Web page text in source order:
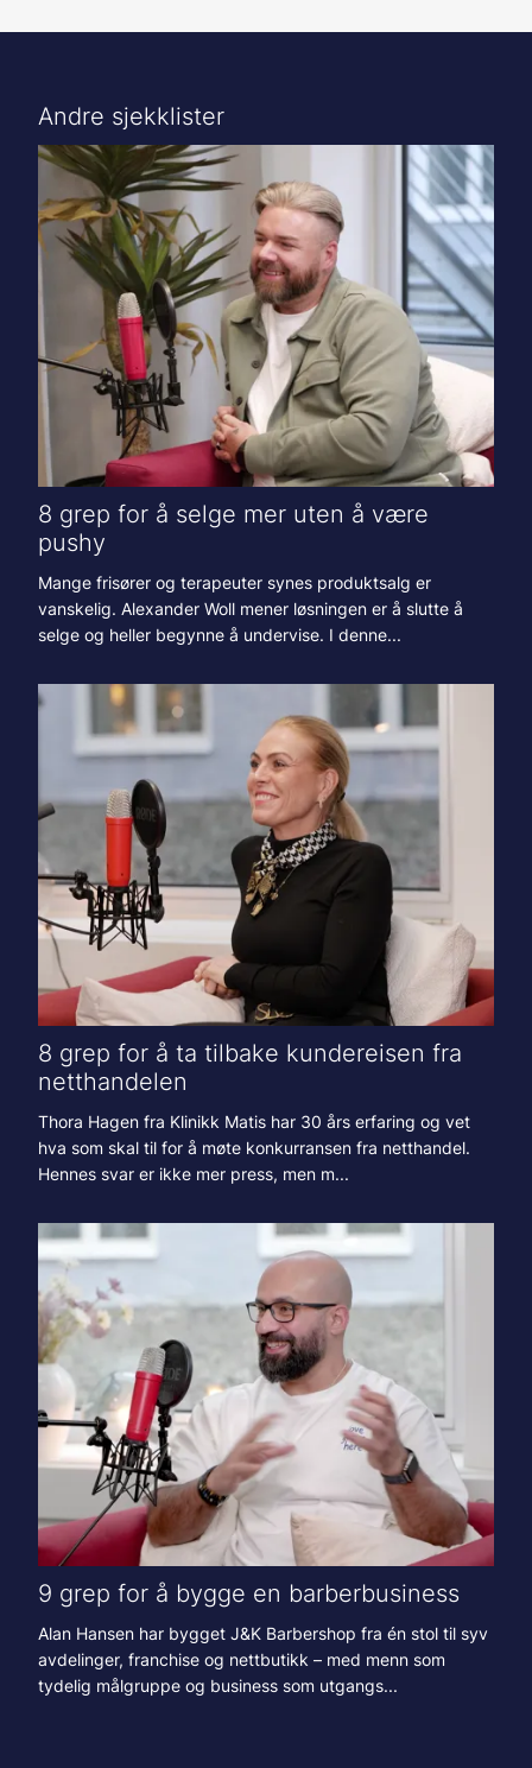
Andre sjekklister
8 grep for å selge mer uten å være
pushy
Mange frisører og terapeuter synes produktsalg er
vanskelig. Alexander Woll mener løsningen er å slutte å
selge og heller begynne å undervise. I denne...
8 grep for å ta tilbake kundereisen fra
netthandelen
Thora Hagen fra Klinikk Matis har 30 års erfaring og vet
hva som skal til for å møte konkurransen fra netthandel.
Hennes svar er ikke mer press, men m...
9 grep for å bygge en barberbusiness
Alan Hansen har bygget J&K Barbershop fra én stol til syv
avdelinger, franchise og nettbutikk – med menn som
tydelig målgruppe og business som utgangs...